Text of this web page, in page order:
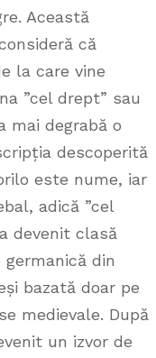
Această
că
la care vine
”cel drept” sau
mai degrabă o
descoperită
este nume, iar
adică ”cel
devenit clasă
din
bazată doar pe
medievale. După
un izvor de